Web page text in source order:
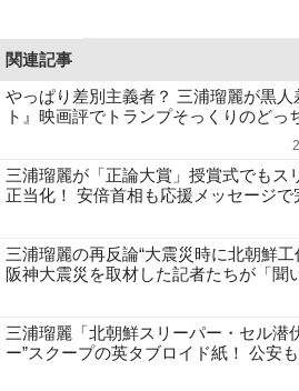
関連記事
やっぱり差別主義者？ 三浦瑠麗が黒人
ト』映画評でトランプそっくりのどっ
三浦瑠麗が「正論大賞」授賞式でもス
正当化！ 安倍首相も応援メッセージ
三浦瑠麗の再反論“大震災時に北朝鮮工
阪神大震災を取材した記者たちが「聞
三浦瑠麗「北朝鮮スリーパー・セル潜
ー”スクープの英タブロイド紙！ 公安